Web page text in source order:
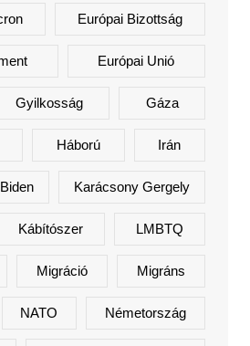
Európai Bizottság
Európai Unió
Gyilkosság Gáza
Háború Irán
Karácsony Gergely
Kábítószer LMBTQ
Migráció Migráns
NATO Németország